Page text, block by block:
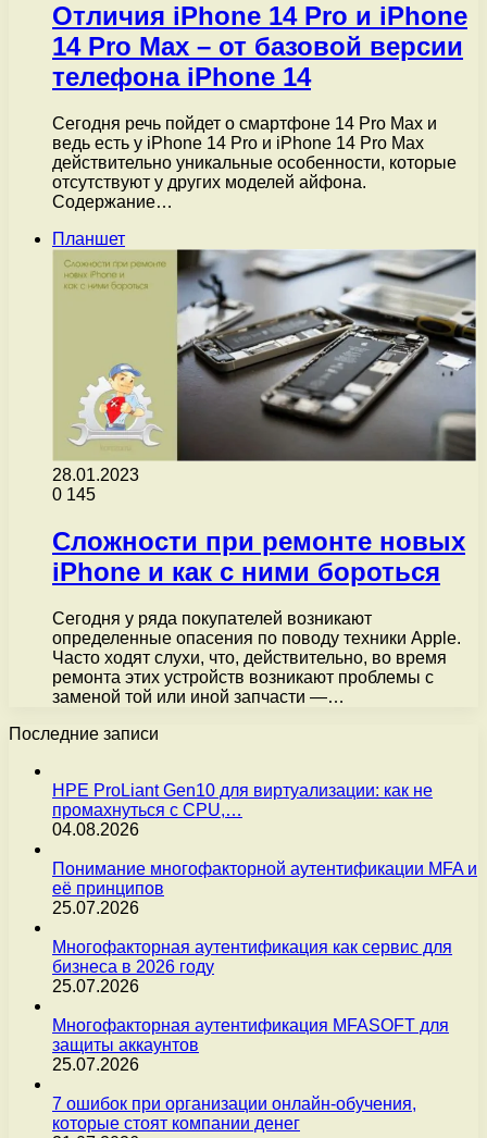
Отличия iPhone 14 Pro и iPhone
14 Pro Max – от базовой версии
телефона iPhone 14
Сегодня речь пойдет о смартфоне 14 Pro Max и
ведь есть у iPhone 14 Pro и iPhone 14 Pro Max
действительно уникальные особенности, которые
отсутствуют у других моделей айфона.
Содержание…
Планшет
28.01.2023
0 145
Сложности при ремонте новых
iPhone и как с ними бороться
Сегодня у ряда покупателей возникают
определенные опасения по поводу техники Apple.
Часто ходят слухи, что, действительно, во время
ремонта этих устройств возникают проблемы с
заменой той или иной запчасти —…
Последние записи
HPE ProLiant Gen10 для виртуализации: как не
промахнуться с CPU,…
04.08.2026
Понимание многофакторной аутентификации MFA и
её принципов
25.07.2026
Многофакторная аутентификация как сервис для
бизнеса в 2026 году
25.07.2026
Многофакторная аутентификация MFASOFT для
защиты аккаунтов
25.07.2026
7 ошибок при организации онлайн-обучения,
которые стоят компании денег